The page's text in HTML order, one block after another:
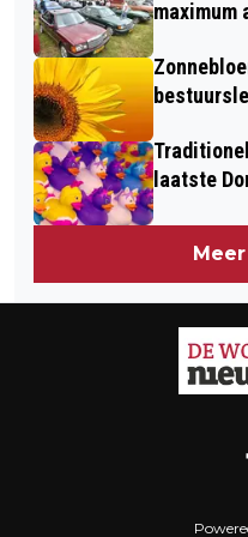
maximum
laatste